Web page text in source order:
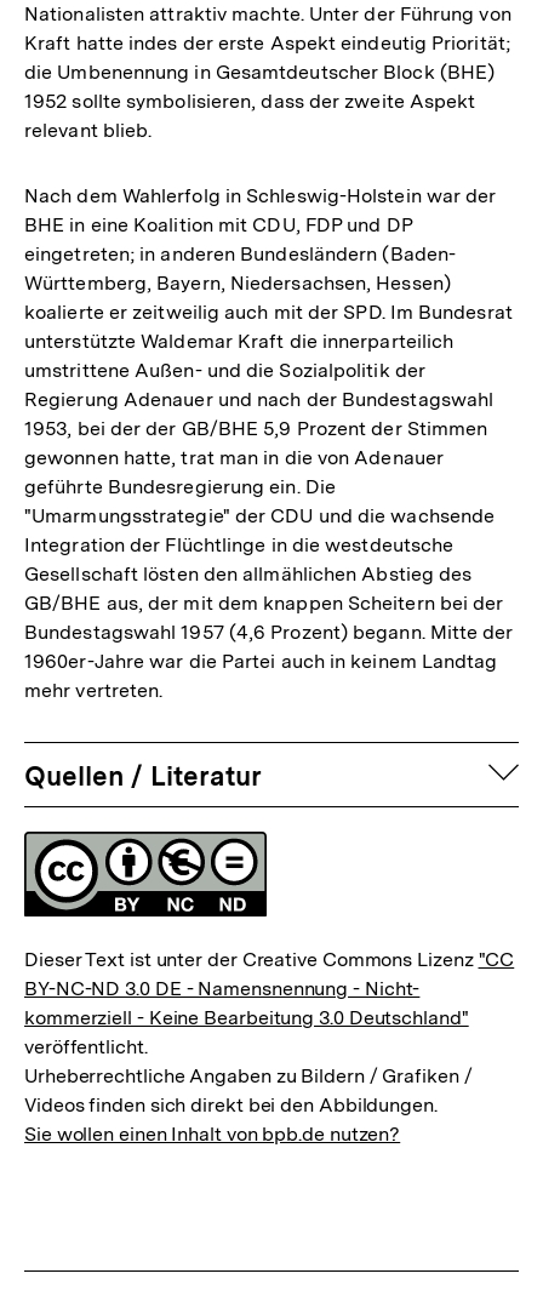
Nationalisten attraktiv machte. Unter der Führung von
Kraft hatte indes der erste Aspekt eindeutig Priorität;
die Umbenennung in Gesamtdeutscher Block (BHE)
1952 sollte symbolisieren, dass der zweite Aspekt
relevant blieb.
Nach dem Wahlerfolg in Schleswig-Holstein war der
BHE in eine Koalition mit CDU, FDP und DP
eingetreten; in anderen Bundesländern (Baden-
Württemberg, Bayern, Niedersachsen, Hessen)
koalierte er zeitweilig auch mit der SPD. Im Bundesrat
unterstützte Waldemar Kraft die innerparteilich
umstrittene Außen- und die Sozialpolitik der
Regierung Adenauer und nach der Bundestagswahl
1953, bei der der GB/BHE 5,9 Prozent der Stimmen
gewonnen hatte, trat man in die von Adenauer
geführte Bundesregierung ein. Die
"Umarmungsstrategie" der CDU und die wachsende
Integration der Flüchtlinge in die westdeutsche
Gesellschaft lösten den allmählichen Abstieg des
GB/BHE aus, der mit dem knappen Scheitern bei der
Bundestagswahl 1957 (4,6 Prozent) begann. Mitte der
1960er-Jahre war die Partei auch in keinem Landtag
mehr vertreten.
Quellen / Literatur
Fussnoten
Lizenz
Dieser Text ist unter der Creative Commons Lizenz "CC
BY-NC-ND 3.0 DE - Namensnennung - Nicht-
kommerziell - Keine Bearbeitung 3.0 Deutschland"
veröffentlicht.
Urheberrechtliche Angaben zu Bildern / Grafiken /
Videos finden sich direkt bei den Abbildungen.
Sie wollen einen Inhalt von bpb.de nutzen?